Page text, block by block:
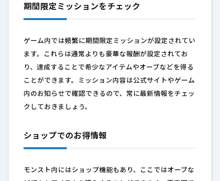
期間限定ミッションをチェック
ゲーム内では頻繁に期間限定ミッションが設定されてい
ます。これらは通常よりも豪華な報酬が設定されてお
り、達成することで希少なアイテムやオーブなどを得る
ことができます。ミッション内容は公式サイトやゲーム
内のお知らせで確認できるので、常に最新情報をチェッ
クしておきましょう。
ショップでのお得情報
モンスト内にはショップ機能もあり、ここではオーブな